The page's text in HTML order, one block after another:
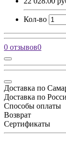
Кол-во
0 отзывов0
Доставка по
Доставка по
Способы оплаты
Возврат
Сертификаты